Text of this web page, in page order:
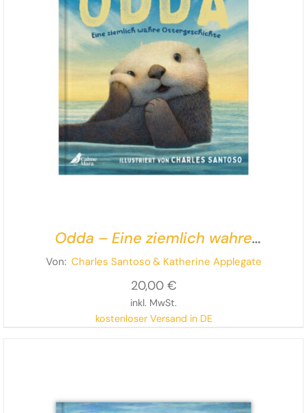
Odda – Eine ziemlich wahre
Ottergeschichte
Von: Charles Santoso& Katherine Applegate
20,00 €
inkl. MwSt.
kostenloser Versand in DE